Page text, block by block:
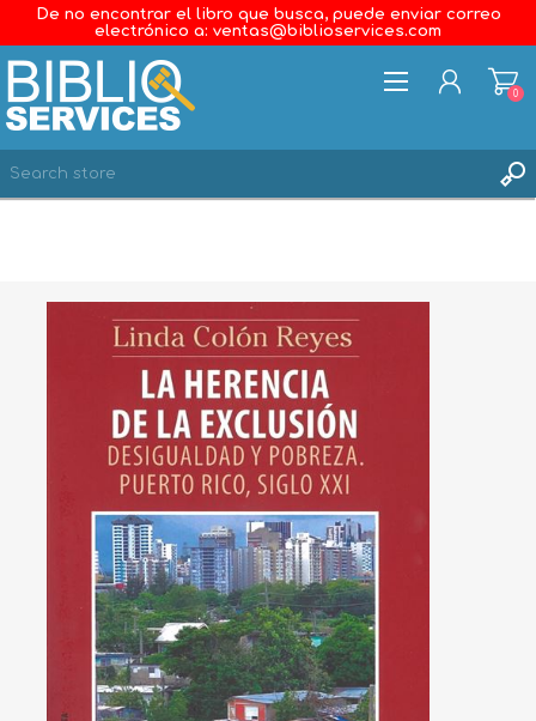
De no encontrar el libro que busca, puede enviar correo
electrónico a: ventas@biblioservices.com
0